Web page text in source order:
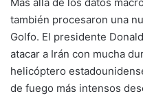
también procesaron una
Golfo. El presidente
atacar a Irán con mucha
helicóptero
de fuego más intensos